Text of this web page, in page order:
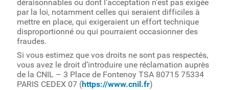
déraisonnables ou dont l’acceptation n’est pas exigée
par la loi, notamment celles qui seraient difficiles à
mettre en place, qui exigeraient un effort technique
disproportionné ou qui pourraient occasionner des
fraudes.
Si vous estimez que vos droits ne sont pas respectés,
vous avez le droit d’introduire une réclamation auprès
de la CNIL – 3 Place de Fontenoy TSA 80715 75334
PARIS CEDEX 07 (https://www.cnil.fr)